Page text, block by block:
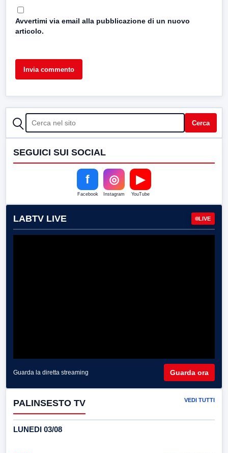
Avvertimi via email alla pubblicazione di un nuovo
articolo.
CERCA Cerca
SEGUICI SUI SOCIAL
f
Facebook
◎
Instagram
▶
YouTube
LABTV LIVE LIVE
Guarda la diretta streaming Guarda ora
PALINSESTO TV VEDI TUTTI
LUNEDI 03/08